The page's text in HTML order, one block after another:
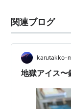
408mと低いの
光名所として
関連ブログ
karutakko-
地獄アイス〜